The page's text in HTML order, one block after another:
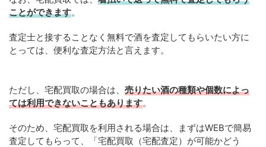
ことができます。
査定士と接することなく無料で酒を査定してもらいたい方に
とっては、便利な査定方法と言えます。
ただし、宅配買取の場合は、 売りたい酒の種類や個数によっ
ては利用できないこともあります。
そのため、宅配買取を利用される場合は、まずはWEBで簡易
査定してもらって、「宅配買取（宅配査定）が可能かどう